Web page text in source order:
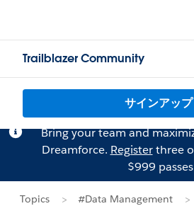
Trailblazer Community
サインアップ
Bring your team and
Dreamforce. Registerthree
$999
Topics #Data Management